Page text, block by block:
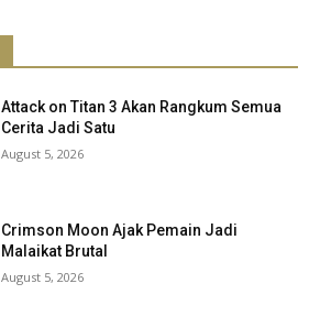
Attack on Titan 3 Akan Rangkum Semua
Cerita Jadi Satu
August 5, 2026
Crimson Moon Ajak Pemain Jadi
Malaikat Brutal
August 5, 2026